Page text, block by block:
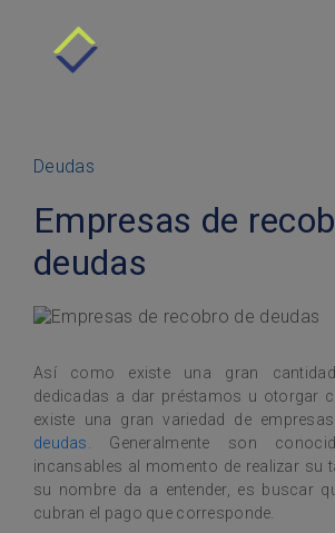
Menú Principal
Cómo funciona
Historias de Éxito
Preguntas Frecuentes
Sitemap
Todo sobre Resuelve
Deudas
Economía
Finanzas personales
Productos financieros
Contacto
Habla con nosotros
Sucursales
Deudas
Empresas de
deudas
Así como existe una gran
dedicadas a dar préstamos u otorgar
existe una gran variedad de
deudas
. Generalmente son
incansables al momento de realizar su
su nombre da a entender, es buscar
cubran el pago que corresponde.